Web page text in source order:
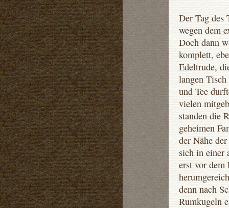
Der Tag des
wegen dem
Doch dann
komplett,
Edeltrude,
langen
und Tee
vielen
standen die
geheimen
der Nähe
sich in einer
erst vor dem
denn nach
Rumkugeln